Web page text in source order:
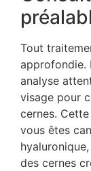
Tout
approfondie.
analyse
visage pour
cernes.
vous êtes
des cernes